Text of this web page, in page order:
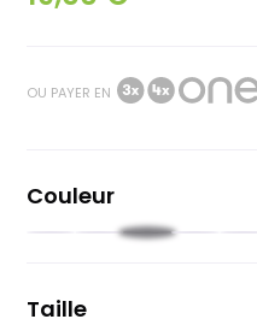
OU PAYER EN
Couleur
JauneMoutarde
Blanc
Taille